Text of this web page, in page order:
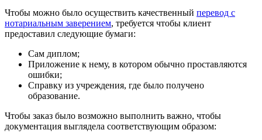
Чтобы можно было осуществить качественный перевод с
нотариальным заверением, требуется чтобы клиент
предоставил следующие бумаги:
Сам диплом;
Приложение к нему, в котором обычно проставляются
ошибки;
Справку из учреждения, где было получено
образование.
Чтобы заказ было возможно выполнить важно, чтобы
документация выглядела соответствующим образом: